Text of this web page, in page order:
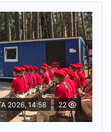
2026, 14:58 22